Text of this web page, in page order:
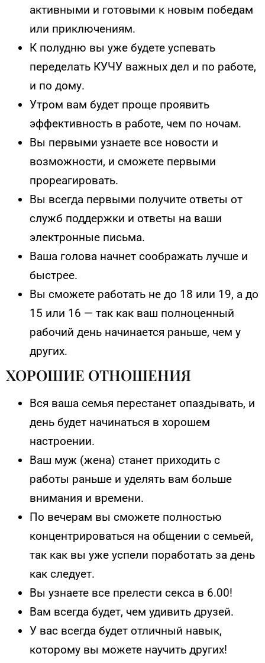
активными и готовыми к новым победам
или приключениям.
К полудню вы уже будете успевать
переделать КУЧУ важных дел и по работе,
и по дому.
Утром вам будет проще проявить
эффективность в работе, чем по ночам.
Вы первыми узнаете все новости и
возможности, и сможете первыми
прореагировать.
Вы всегда первыми получите ответы от
служб поддержки и ответы на ваши
электронные письма.
Ваша голова начнет соображать лучше и
быстрее.
Вы сможете работать не до 18 или 19, а до
15 или 16 — так как ваш полноценный
рабочий день начинается раньше, чем у
других.
ХОРОШИЕ ОТНОШЕНИЯ
Вся ваша семья перестанет опаздывать, и
день будет начинаться в хорошем
настроении.
Ваш муж (жена) станет приходить с
работы раньше и уделять вам больше
внимания и времени.
По вечерам вы сможете полностью
концентрироваться на общении с семьей,
так как вы уже успели поработать за день
как следует.
Вы узнаете все прелести секса в 6.00!
Вам всегда будет, чем удивить друзей.
У вас всегда будет отличный навык,
которому вы можете научить других!